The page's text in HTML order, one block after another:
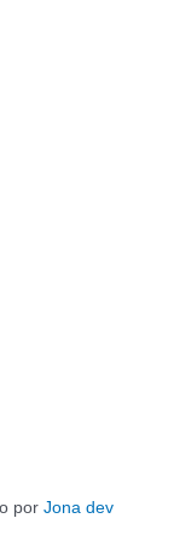
por Jona dev